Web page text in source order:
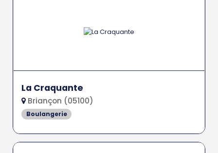
La Craquante
Briançon (05100)
Boulangerie